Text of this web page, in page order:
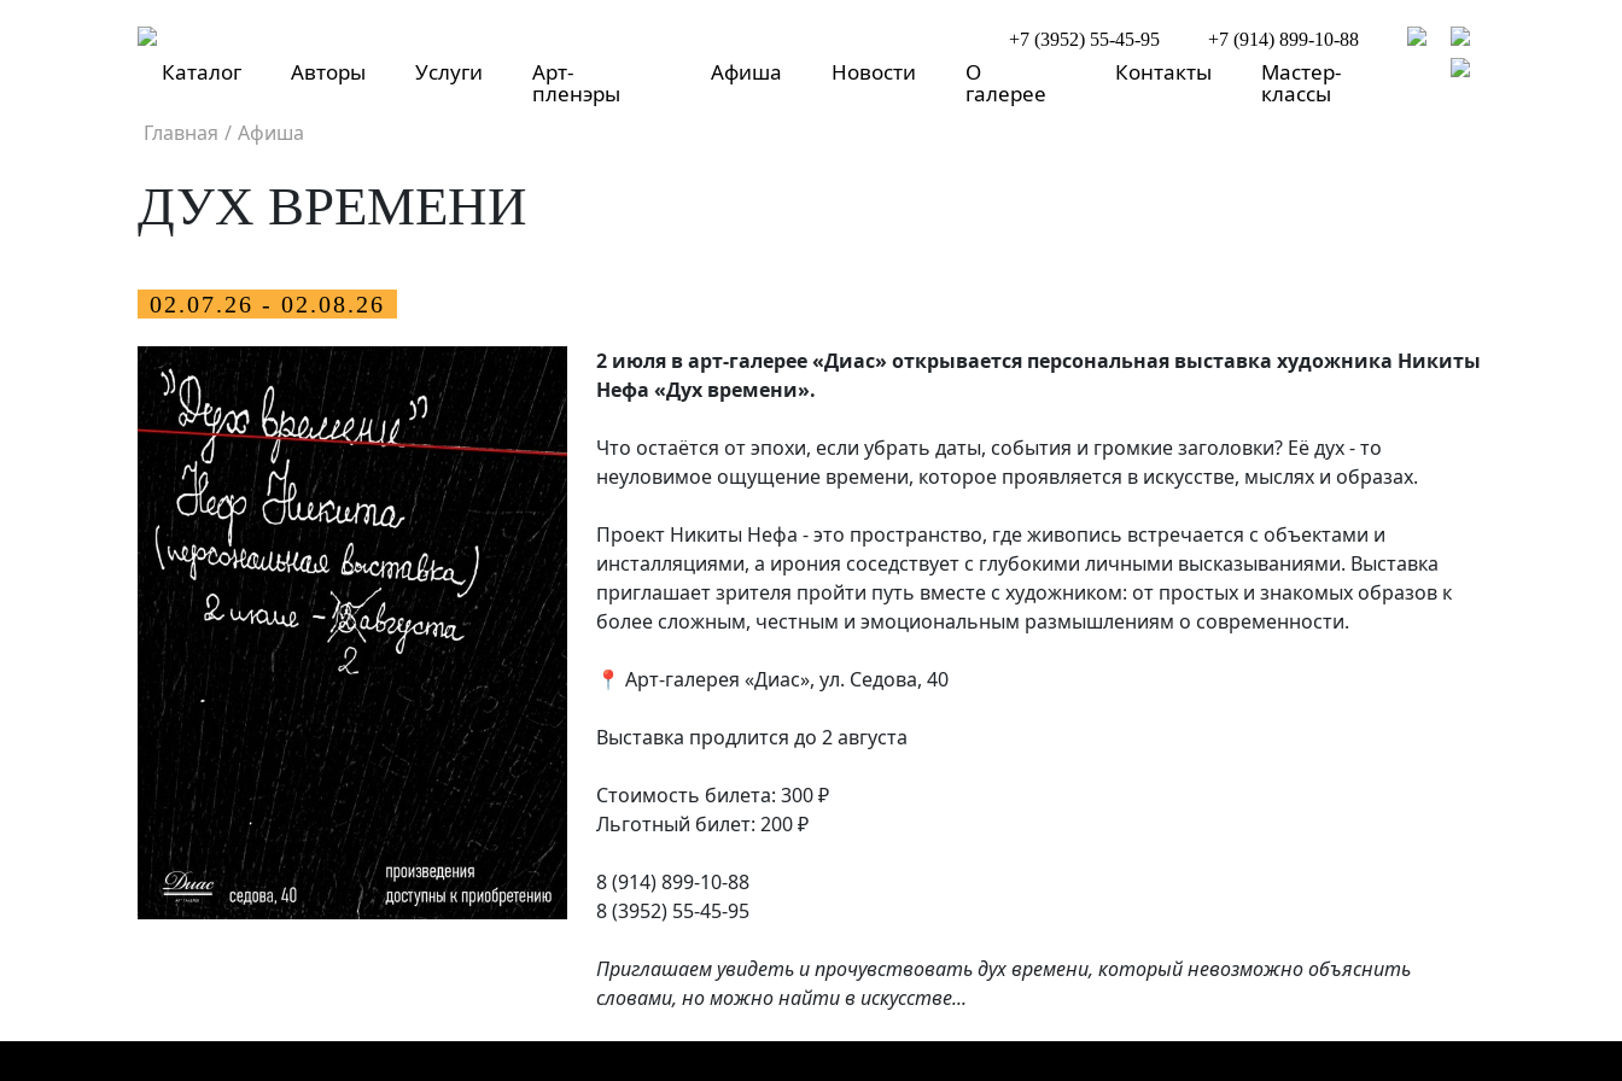
+7 (3952) 55-45-95 +7 (914) 899-10-88
Каталог Авторы Услуги Арт-
пленэры
Афиша Новости О
галерее
Контакты Мастер-
классы
Главная / Афиша
ДУХ ВРЕМЕНИ
02.07.26 - 02.08.26
2 июля в арт-галерее «Диас» открывается персональная выставка художника Никиты
Нефа «Дух времени».
Что остаётся от эпохи, если убрать даты, события и громкие заголовки? Её дух - то
неуловимое ощущение времени, которое проявляется в искусстве, мыслях и образах.
Проект Никиты Нефа - это пространство, где живопись встречается с объектами и
инсталляциями, а ирония соседствует с глубокими личными высказываниями. Выставка
приглашает зрителя пройти путь вместе с художником: от простых и знакомых образов к
более сложным, честным и эмоциональным размышлениям о современности.
📍 Арт-галерея «Диас», ул. Седова, 40
Выставка продлится до 2 августа
Стоимость билета: 300 ₽
Льготный билет: 200 ₽
8 (914) 899-10-88
8 (3952) 55-45-95
Приглашаем увидеть и прочувствовать дух времени, который невозможно объяснить
словами, но можно найти в искусстве...